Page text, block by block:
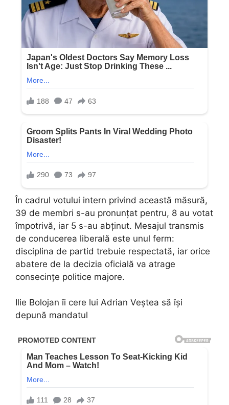
În cadrul votului intern privind această măsură,
39 de membri s-au pronunțat pentru, 8 au votat
împotrivă, iar 5 s-au abținut. Mesajul transmis
de conducerea liberală este unul ferm:
disciplina de partid trebuie respectată, iar orice
abatere de la decizia oficială va atrage
consecințe politice majore.
Ilie Bolojan îi cere lui Adrian Veștea să își
depună mandatul